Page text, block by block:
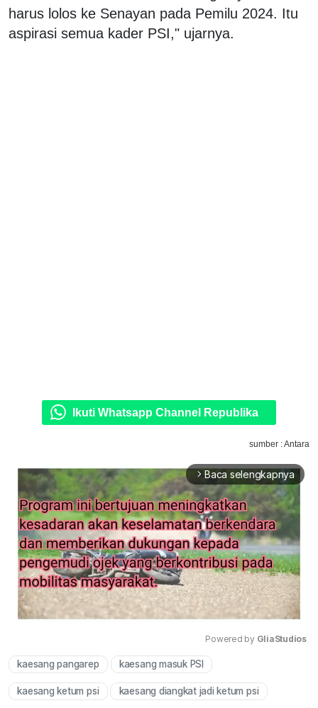
harus lolos ke Senayan pada Pemilu 2024. Itu
aspirasi semua kader PSI," ujarnya.
Ikuti Whatsapp Channel Republika
sumber : Antara
arrow_forward_ios Baca selengkapnya
Powered by GliaStudios
kaesang pangarep kaesang masuk PSI
kaesang ketum psi kaesang diangkat jadi ketum psi